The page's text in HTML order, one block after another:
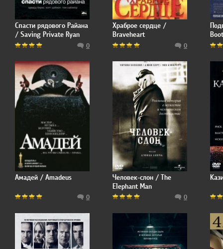
Спасти рядового Райана
/ Saving Private Ryan
0
Храброе сердце /
Braveheart
0
Boot
Амадей / Amadeus
0
Человек-слон / The
Elephant Man
0